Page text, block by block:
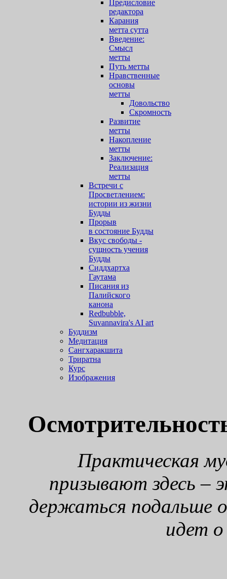
Предисловие
редактора
Карания
метта сутта
Введение:
Смысл
метты
Путь метты
Нравственные
основы
метты
Довольство
Скромность
Развитие
метты
Накопление
метты
Заключение:
Реализация
метты
Встречи с
Просветлением:
истории из жизни
Будды
Прорыв
в состояние Будды
Вкус свободы -
сущность учения
Будды
Сиддхартха
Гаутама
Писания из
Палийского
канона
Redbubble,
Suvannavira's AI art
Буддизм
Медитация
Сангхаракшита
Триратна
Курс
Изображения
Практическая
призывают здесь –
держаться подальше
идет о